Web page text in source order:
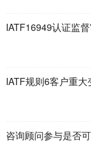
IATF16949认证监
IATF规则6客户重大
咨询顾问参与是否